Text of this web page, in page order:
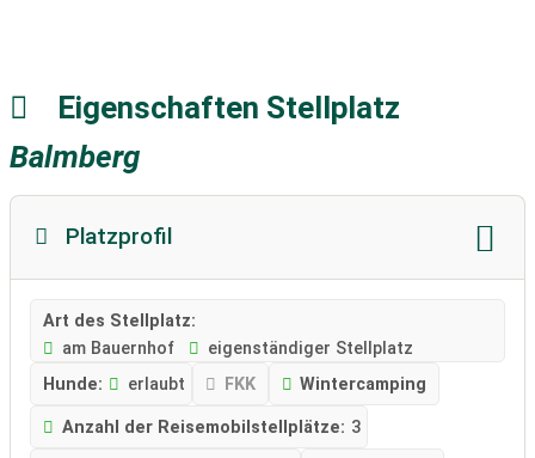
Eigenschaften Stellplatz
Balmberg
Platzprofil
Art des Stellplatz:
am Bauernhof
eigenständiger Stellplatz
Hunde:
erlaubt FKK Wintercamping
Anzahl der Reisemobilstellplätze: 3